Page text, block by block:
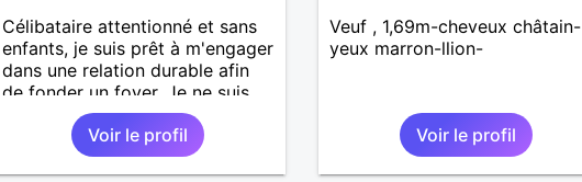
Célibataire attentionné et sans
enfants, je suis prêt à m'engager
dans une relation durable afin
de fonder un foyer. Je ne suis
pas adepte des sites de
rencontres, je préfère la
rencontre de visu : boire un
Voir le profil
Veuf , 1,69m-cheveux châtain-
yeux marron-llion-
Voir le profil